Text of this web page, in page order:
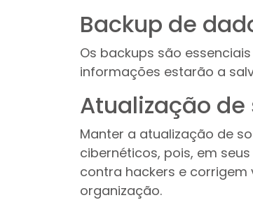
Backup de
Os backups são
informações estarão a
Atualização
Manter a atualização de
cibernéticos, pois, em
contra hackers e
organização.